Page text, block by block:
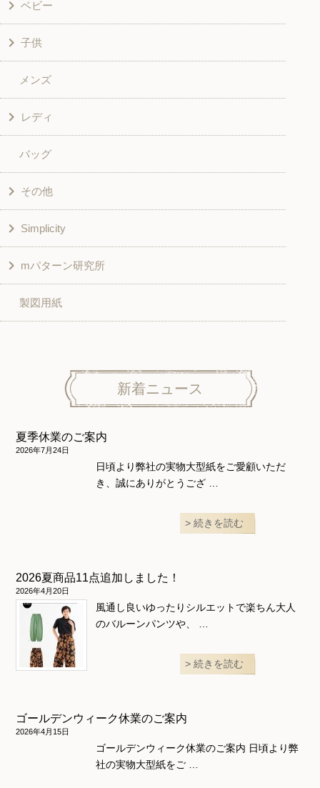
ベビー
洋服
和風衣類
グッズ
子供
ワンピース
シャツ・ブラウス
スカート・パンツ
和風衣類
入園入学グッズ
その他
メンズ
レディ
シャツ・ブラウス
チュニック
ワンピース
ベスト・ジャケット・コート
スカート
ニット地専用
和風衣類
バッグ
その他
学校家庭科教材用
その他
Simplicity
こども＆ベビー
ボトムス
ワンピース＆スーツ
ウェディング・コスチューム
mパターン研究所
子供服
ワンピース
スカート・パンツ
製図用紙
新着ニュース
夏季休業のご案内
2026年7月24日
日頃より弊社の実物大型紙をご愛顧いただ
き、誠にありがとうござ …
続きを読む
2026夏商品11点追加しました！
2026年4月20日
風通し良いゆったりシルエットで楽ちん大人
のバルーンパンツや、 …
続きを読む
ゴールデンウィーク休業のご案内
2026年4月15日
ゴールデンウィーク休業のご案内 日頃より弊
社の実物大型紙をご …